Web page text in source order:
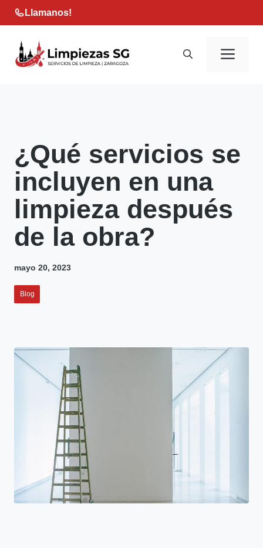
Saltar
al
contenido
Llamanos!
¿Qué servicios se
incluyen en una
limpieza después
de la obra?
mayo 20, 2023
Blog